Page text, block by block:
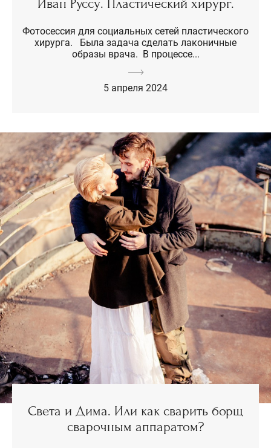
Иван Руссу. Пластический хирург.
Фотосессия для социальных сетей пластического
хирурга. Была задача сделать лаконичные
образы врача. В процессе...
5 апреля 2024
Света и Дима. Или как сварить борщ
сварочным аппаратом?